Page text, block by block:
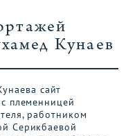
Кунаев
сайт
племенницей
работником
Серикбаевой